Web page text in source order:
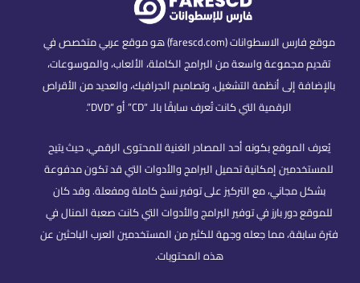
موقع فارس الاسطوانات (farescd.com) هو موقع عربي متخصص في
تقديم مجموعة واسعة من البرامج الكاملة، الألعاب، والموسوعات،
بالإضافة إلى أنظمة التشغيل، وتصاميم الجرافيك، والعديد من الأقراص
الرقمية التي كانت تُعرف سابقًا بالـ “CD” أو “DVD”.
يُعرف الموقع بكونه أحد المصادر الغنية للمحتوى الرقمي، حيث يتيح
للمستخدمين إمكانية تحميل البرامج والأدوات التي قد تكون مدفوعة
بشكل مجاني، مع التركيز على توفير نسخ كاملة ومفعلة. وقد كان
للموقع دور بارز في توفير البرامج والأدوات التي كانت صعبة المنال في
فترة سابقة، مما جعله وجهة للكثير من المستخدمين العرب الباحثين عن
هذه المحتويات.